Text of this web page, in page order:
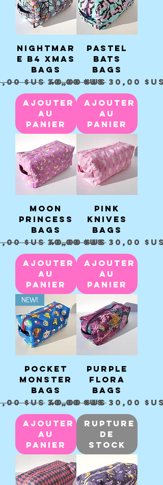
Nightmar
e B4 Xmas
Bags
original
$US Prix promotionnel
30,00 $US
Ajouter
au
panier
Pastel
Bats
Bags
Prix original
40,00 $US Prix
30,00 $US
Ajouter
au
panier
Moon
Princess
Bags
original
$US Prix promotionnel
30,00 $US
Ajouter
au
panier
Pink
Knives
Bags
Prix original
40,00 $US Prix
30,00 $US
Ajouter
au
panier
NEW!
Pocket
Monster
Bags
original
$US Prix promotionnel
30,00 $US
Ajouter
au
panier
Purple
Flora
Bags
Prix original
40,00 $US Prix
30,00 $US
Rupture
de
stock